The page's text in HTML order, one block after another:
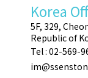
Korea
5F, 329,
Republic of
Tel : 02-569-